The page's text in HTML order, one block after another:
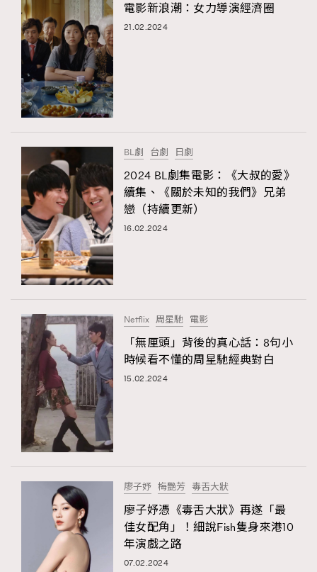
電影新浪潮：女力導演經濟圈
21.02.2024
BL劇 台劇 日劇
2024 BL劇集電影：《大叔的愛》
續集、《關於未知的我們》兄弟
戀（持續更新）
16.02.2024
Netflix 周星馳 電影
「無厘頭」背後的真心話：8句小
時候看不懂的周星馳經典對白
15.02.2024
廖子妤 梅艷芳 毒舌大狀
廖子妤憑《毒舌大狀》再遂「最
佳女配角」！細說Fish隻身來港10
年演戲之路
07.02.2024